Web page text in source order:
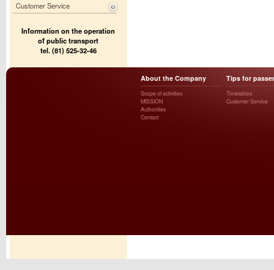
Customer Service
Information on the operation
of public transport
tel. (81) 525-32-46
About the Company
Scope of activities
MISSION
Authorities
Contact
Tips for
Timetables
Customer Service